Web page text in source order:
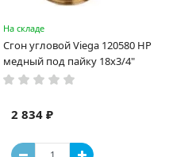
На складе
Сгон угловой Viega 120580 НР
медный под пайку 18х3/4"
2 834 ₽